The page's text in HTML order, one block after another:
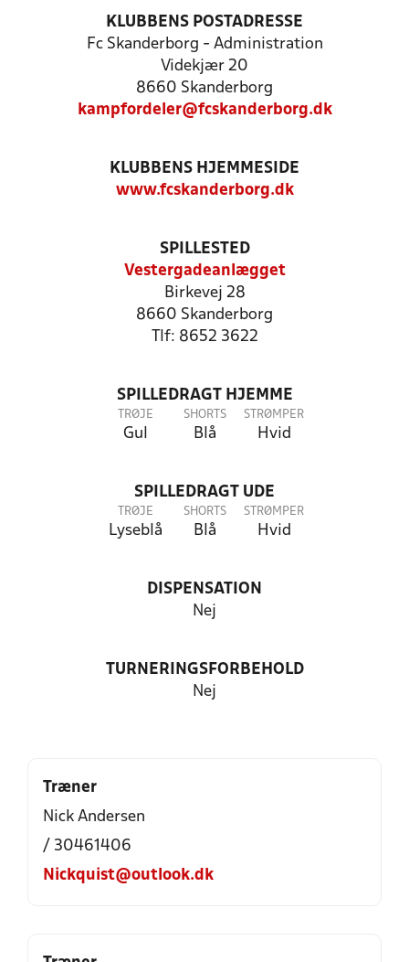
KLUBBENS POSTADRESSE
Fc Skanderborg - Administration
Videkjær 20
8660 Skanderborg
kampfordeler@fcskanderborg.dk
KLUBBENS HJEMMESIDE
www.fcskanderborg.dk
SPILLESTED
Vestergadeanlægget
Birkevej 28
8660 Skanderborg
Tlf: 8652 3622
SPILLEDRAGT HJEMME
TRØJE
Gul
SHORTS
Blå
STRØMPER
Hvid
SPILLEDRAGT UDE
TRØJE
Lyseblå
SHORTS
Blå
STRØMPER
Hvid
DISPENSATION
Nej
TURNERINGSFORBEHOLD
Nej
Træner
Nick Andersen
/ 30461406
Nickquist@outlook.dk